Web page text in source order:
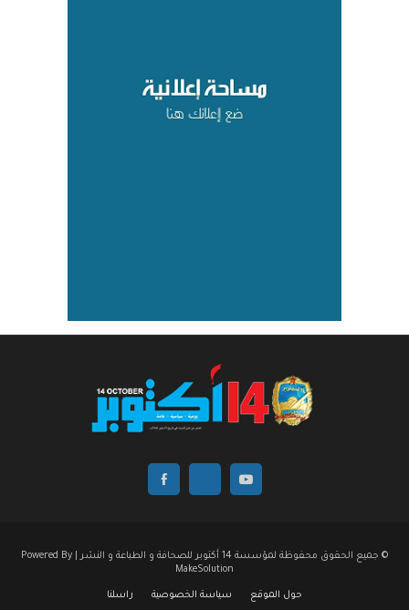
© جميع الحقوق محفوظة لمؤسسة 14 أكتوبر للصحافة و الطباعة و النشر | Powered By
MakeSolution
حول الموقع سياسة الخصوصية راسلنا